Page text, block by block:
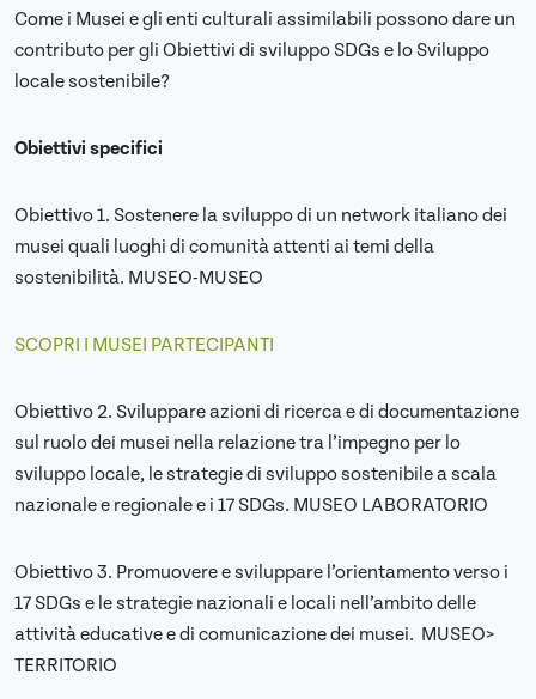
Come i Musei e gli enti culturali assimilabili possono dare un
contributo per gli Obiettivi di sviluppo SDGs e lo Sviluppo
locale sostenibile?
Obiettivi specifici
Obiettivo 1. Sostenere la sviluppo di un network italiano dei
musei quali luoghi di comunità attenti ai temi della
sostenibilità. MUSEO-MUSEO
SCOPRI I MUSEI PARTECIPANTI
Obiettivo 2. Sviluppare azioni di ricerca e di documentazione
sul ruolo dei musei nella relazione tra l’impegno per lo
sviluppo locale, le strategie di sviluppo sostenibile a scala
nazionale e regionale e i 17 SDGs. MUSEO LABORATORIO
Obiettivo 3. Promuovere e sviluppare l’orientamento verso i
17 SDGs e le strategie nazionali e locali nell’ambito delle
attività educative e di comunicazione dei musei. MUSEO>
TERRITORIO